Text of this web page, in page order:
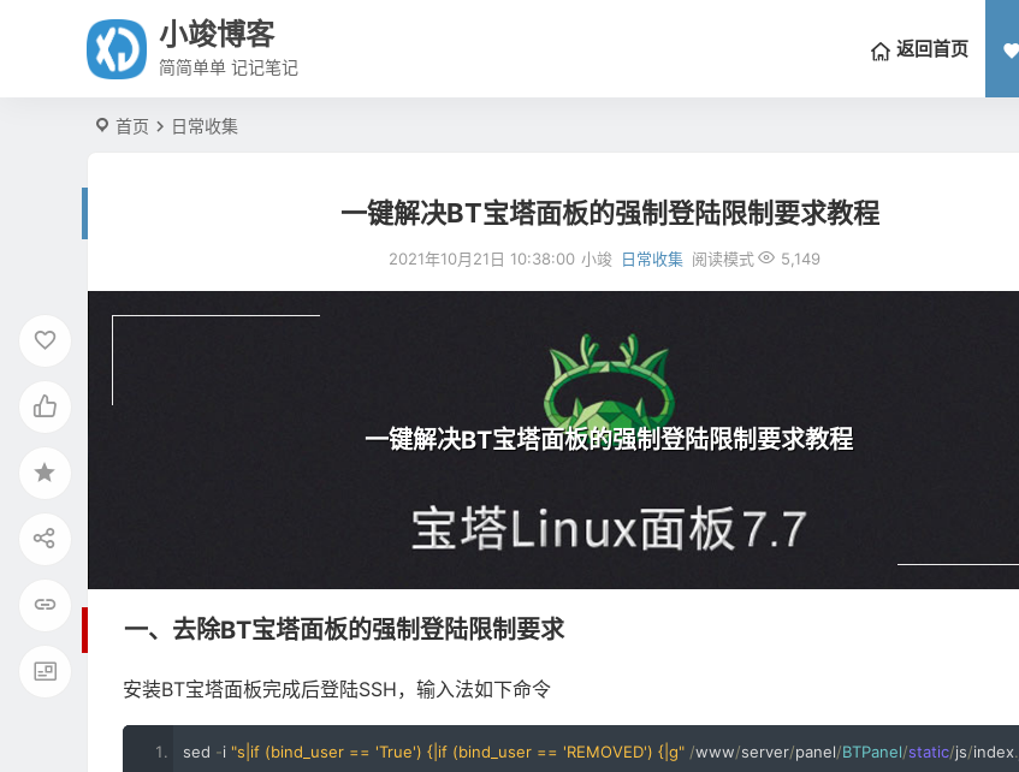
小竣博客
简简单单 记记笔记
返回首页
首页 日常收集
一键解决BT宝塔面板的强制登陆限制要求教程
2021年10月21日 10:38:00 小竣 日常收集 5,149
阅读模式
一键解决BT宝塔面板的强制登陆限制要求教程
一、去除BT宝塔面板的强制登陆限制要求
安装BT宝塔面板完成后登陆SSH，输入法如下命令
sed -i "s|if (bind_user == 'True') {|if (bind_user == 'REMOVED') {|g" /www/server/panel/BTPanel/static/js/index.